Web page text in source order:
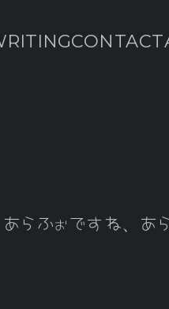
CONTACT
らふぉですね、あ